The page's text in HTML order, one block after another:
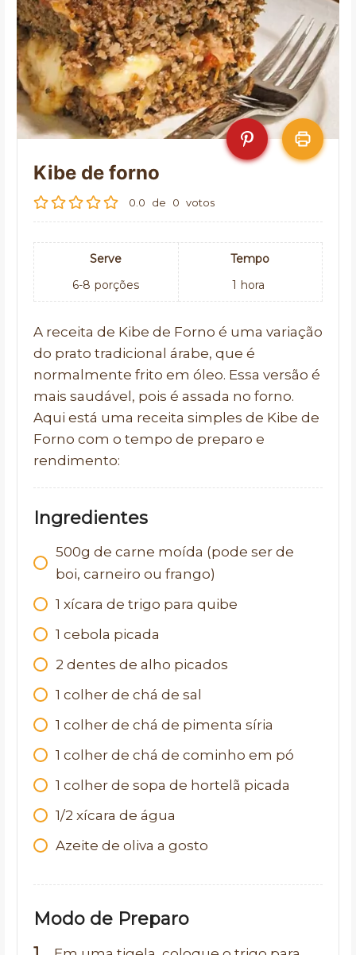
Kibe de forno
0.0 de 0 votos
Serve
6-8 porções
Tempo
1 hora
A receita de Kibe de Forno é uma variação
do prato tradicional árabe, que é
normalmente frito em óleo. Essa versão é
mais saudável, pois é assada no forno.
Aqui está uma receita simples de Kibe de
Forno com o tempo de preparo e
rendimento:
Ingredientes
500g de carne moída (pode ser de
boi, carneiro ou frango)
1 xícara de trigo para quibe
1 cebola picada
2 dentes de alho picados
1 colher de chá de sal
1 colher de chá de pimenta síria
1 colher de chá de cominho em pó
1 colher de sopa de hortelã picada
1/2 xícara de água
Azeite de oliva a gosto
Modo de Preparo